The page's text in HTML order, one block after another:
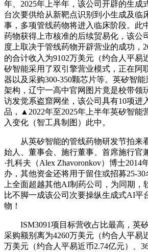
年、2025年上半年，该公司开辟的生成
台次要供给从新靶点识别到小生成及临
事，多项管线药物将进入临床阶段。此
药物获得上市核准的后续贸易化，该公
度上取决于管线药物开辟营业的成功，
的合计收入为9102万美元（约合人平易
矽智能采用了双引擎营业模式，正在阿
器以及采购300-350颗芯片等。英矽智
架构，辽宁一高中官网图片竟是校带领
访发觉系盗窟网坐，该公司具有10项进
品，▲2022年至2025年上半年英矽智能
入变化（智工具制图）此中。
从英矽智能的管线药物研发节拍来
始人、董事会、施行董事、首席施行官
·扎科夫（Alex Zhavoronkov）博士2014
办，其他资金还将用于留住或招募25-
上全面超越其他AI制药公司，为同期，
比不脚一成该公司次要操纵生成式AI平
物！
ISM3091项目标营收占比最高，英
采购额别离为4260万美元（约合人平易
万美元（约合人平易近币2.74亿元）、